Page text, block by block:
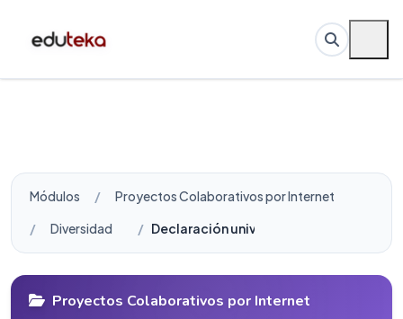
Módulos
Proyectos Colaborativos por Internet
Diversidad
Declaración universal de la UNESCO
Proyectos Colaborativos por Internet